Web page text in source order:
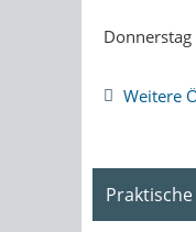
Donnerstag
Weitere